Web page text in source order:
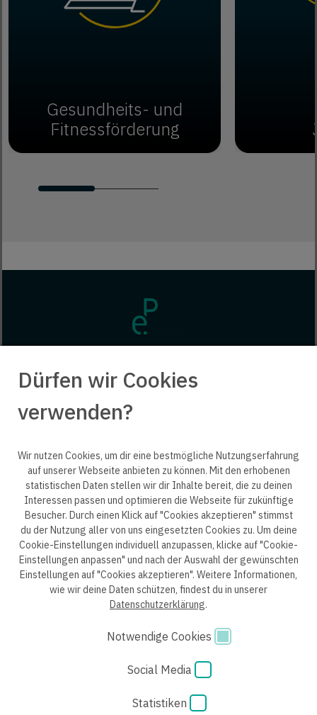
Gesundheits- und
Fitnessförderung
© 2025 engineering people GmbH. All rights reserved.
Datenschutzerklärung B2B Datenschutzerklärung
Einwilligung Bewerber Datenschutzhinweise Bewerber
Impressum AGB
Cookie Einstellungen
Dürfen wir Cookies
verwenden?
Wir nutzen Cookies, um dir eine bestmögliche Nutzungserfahrung
auf unserer Webseite anbieten zu können. Mit den erhobenen
statistischen Daten stellen wir dir Inhalte bereit, die zu deinen
Interessen passen und optimieren die Webseite für zukünftige
Besucher. Durch einen Klick auf "Cookies akzeptieren" stimmst
du der Nutzung aller von uns eingesetzten Cookies zu. Um deine
Cookie-Einstellungen individuell anzupassen, klicke auf "Cookie-
Einstellungen anpassen" und nach der Auswahl der gewünschten
Einstellungen auf "Cookies akzeptieren". Weitere Informationen,
wie wir deine Daten schützen, findest du in unserer
Datenschutzerklärung.
Notwendige Cookies
Social Media
Statistiken